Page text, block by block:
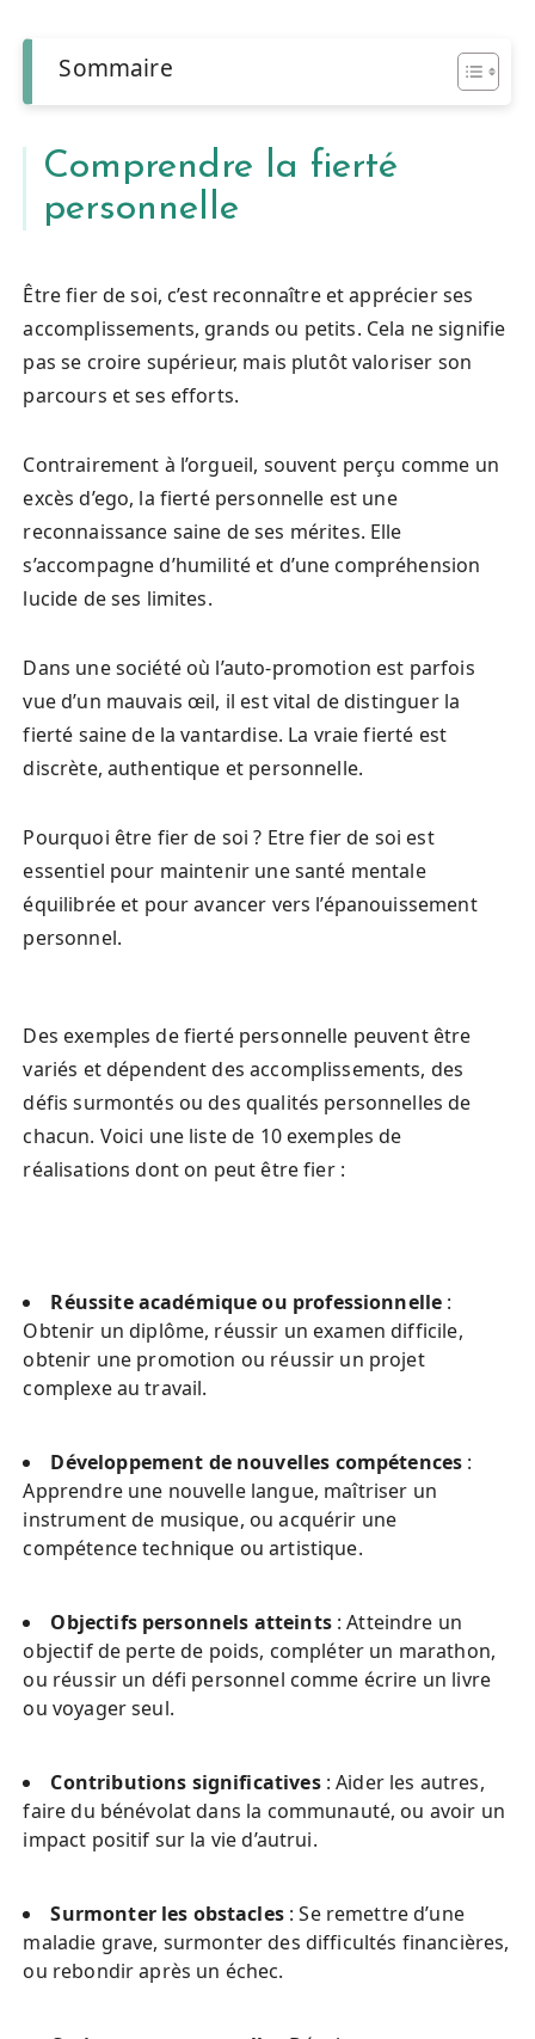
Sommaire
Comprendre la fierté
personnelle
Être fier de soi, c’est reconnaître et apprécier ses
accomplissements, grands ou petits. Cela ne signifie
pas se croire supérieur, mais plutôt valoriser son
parcours et ses efforts.
Contrairement à l’orgueil, souvent perçu comme un
excès d’ego, la fierté personnelle est une
reconnaissance saine de ses mérites. Elle
s’accompagne d’humilité et d’une compréhension
lucide de ses limites.
Dans une société où l’auto-promotion est parfois
vue d’un mauvais œil, il est vital de distinguer la
fierté saine de la vantardise. La vraie fierté est
discrète, authentique et personnelle.
Pourquoi être fier de soi ? Etre fier de soi est
essentiel pour maintenir une santé mentale
équilibrée et pour avancer vers l’épanouissement
personnel.
Des exemples de fierté personnelle peuvent être
variés et dépendent des accomplissements, des
défis surmontés ou des qualités personnelles de
chacun. Voici une liste de 10 exemples de
réalisations dont on peut être fier :
Réussite académique ou professionnelle :
Obtenir un diplôme, réussir un examen difficile,
obtenir une promotion ou réussir un projet
complexe au travail.
Développement de nouvelles compétences :
Apprendre une nouvelle langue, maîtriser un
instrument de musique, ou acquérir une
compétence technique ou artistique.
Objectifs personnels atteints : Atteindre un
objectif de perte de poids, compléter un marathon,
ou réussir un défi personnel comme écrire un livre
ou voyager seul.
Contributions significatives : Aider les autres,
faire du bénévolat dans la communauté, ou avoir un
impact positif sur la vie d’autrui.
Surmonter les obstacles : Se remettre d’une
maladie grave, surmonter des difficultés financières,
ou rebondir après un échec.